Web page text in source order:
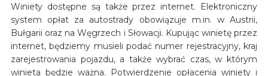
Winiety dostępne są także przez internet. Elektroniczny
system opłat za autostrady obowiązuje m.in. w Austrii,
Bułgarii oraz na Węgrzech i Słowacji. Kupując winietę przez
internet, będziemy musieli podać numer rejestracyjny, kraj
zarejestrowania pojazdu, a także wybrać czas, w którym
winieta będzie ważna. Potwierdzenie opłacenia winiety i